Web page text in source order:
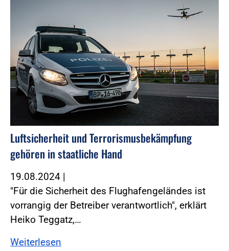
Luftsicherheit und Terrorismusbekämpfung
gehören in staatliche Hand
19.08.2024 |
"Für die Sicherheit des Flughafengeländes ist
vorrangig der Betreiber verantwortlich", erklärt
Heiko Teggatz,…
Weiterlesen